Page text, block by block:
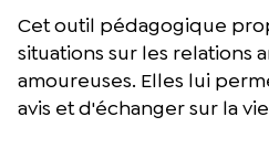
Cet outil pédagogique
situations sur les relations
amoureuses. Elles lui
avis et d'échanger sur la